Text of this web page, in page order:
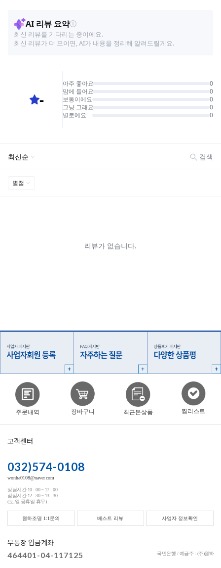
주문내역 장바구니 최근본상품 찜리스트
고객센터
032)574-0108
wonha0108@naver.com
상담시간 10 : 00 ~ 17 : 00
점심시간 12 : 30 ~ 13 : 30
(토,일,공휴일 휴무)
원하조명 1:1문의 베스트 리뷰 사업자 정보확인
무통장 입금계좌
464401-04-117125 국민은행 / 예금주 : (주)원하